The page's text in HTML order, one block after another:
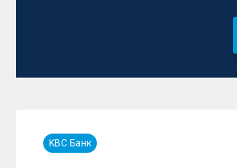
KBC Банк